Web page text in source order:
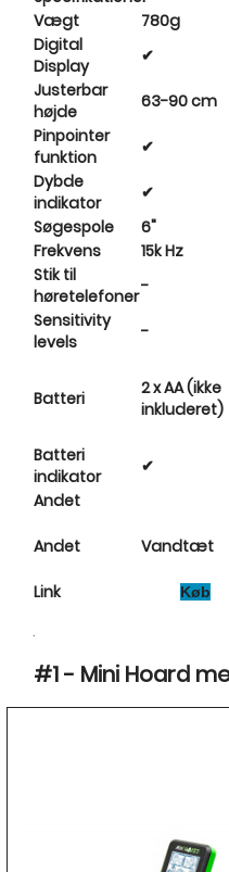
Vægt
780g
Digital
Display
✔
Justerbar
højde
63-90 cm
Pinpointer
funktion
✔
Dybde
indikator
✔
Søgespole
6"
Frekvens
15k Hz
Stik til
høretelefoner-
Sensitivity
levels
-
Batteri
2 x AA (ikke
inkluderet)
Batteri
indikator
✔
Andet
Andet Vandtæt
Link Køb
.
#1 - Mini Hoard